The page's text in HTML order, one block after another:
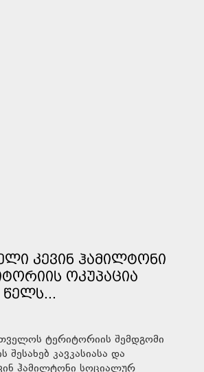
ᲙᲔᲕᲘᲜ ᲰᲐᲛᲘᲚᲢᲝᲜᲘ
ᲝᲙᲣᲞᲐᲪᲘᲐ
ტერიტორიის შემდგომი
კავკასიასა და
ჰამილტონი სოციალურ